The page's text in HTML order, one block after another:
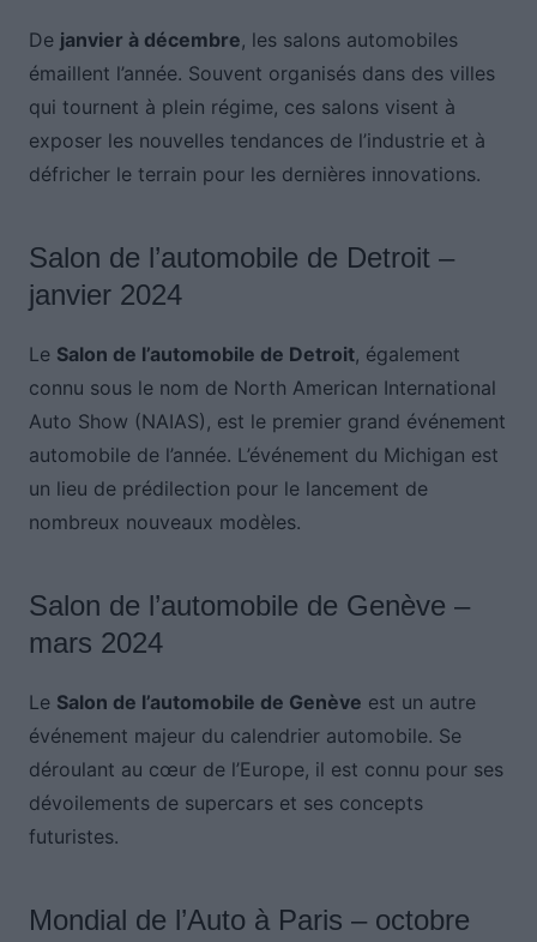
De janvier à décembre, les salons automobiles
émaillent l’année. Souvent organisés dans des villes
qui tournent à plein régime, ces salons visent à
exposer les nouvelles tendances de l’industrie et à
défricher le terrain pour les dernières innovations.
Salon de l’automobile de Detroit –
janvier 2024
Le Salon de l’automobile de Detroit, également
connu sous le nom de North American International
Auto Show (NAIAS), est le premier grand événement
automobile de l’année. L’événement du Michigan est
un lieu de prédilection pour le lancement de
nombreux nouveaux modèles.
Salon de l’automobile de Genève –
mars 2024
Le Salon de l’automobile de Genève est un autre
événement majeur du calendrier automobile. Se
déroulant au cœur de l’Europe, il est connu pour ses
dévoilements de supercars et ses concepts
futuristes.
Mondial de l’Auto à Paris – octobre